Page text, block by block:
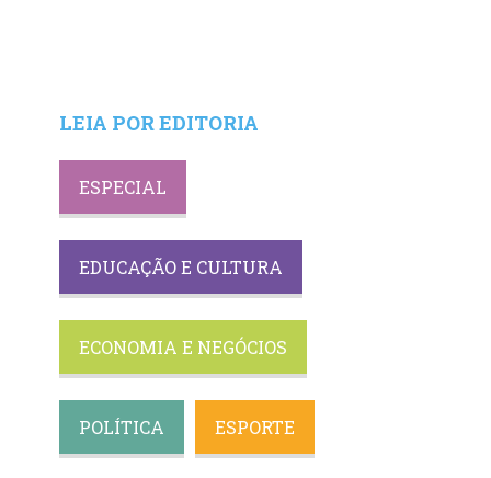
LEIA POR EDITORIA
POLÍTICA ESPORTE
ECONOMIA E NEGÓCIOS
EDUCAÇÃO E CULTURA
ESPECIAL